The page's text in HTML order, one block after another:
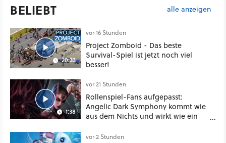
BELIEBT alle anzeigen
20:33
vor 16 Stunden
Project Zomboid - Das beste
Survival-Spiel ist jetzt noch viel
besser!
1:38
vor 21 Stunden
Rollenspiel-Fans aufgepasst:
Angelic Dark Symphony kommt wie
aus dem Nichts und wirkt wie ein
Mass Effect
vor 2 Stunden